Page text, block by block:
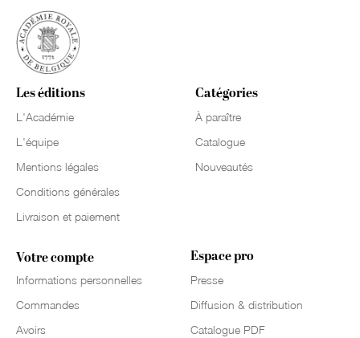
Les éditions
L'Académie
L'équipe
Mentions légales
Conditions générales
Livraison et paiement
Catégories
À paraître
Catalogue
Nouveautés
Votre compte
Informations personnelles
Commandes
Avoirs
Espace pro
Presse
Diffusion & distribution
Catalogue PDF